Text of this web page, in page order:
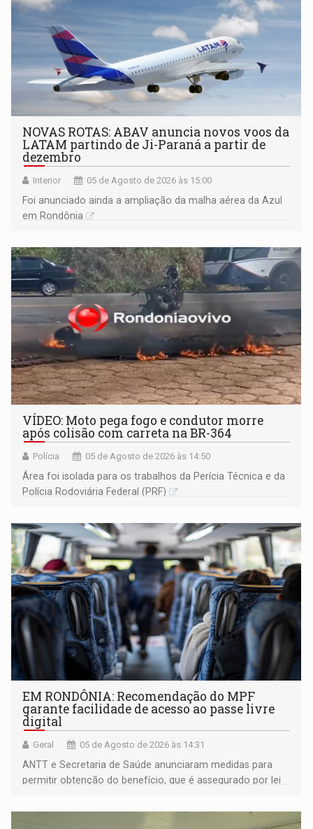
NOVAS ROTAS: ABAV anuncia novos voos da
LATAM partindo de Ji-Paraná a partir de
dezembro
Interior 05 de Agosto de 2026 às 15:00
Foi anunciado ainda a ampliação da malha aérea da Azul
em Rondônia
VÍDEO: Moto pega fogo e condutor morre
após colisão com carreta na BR-364
Polícia 05 de Agosto de 2026 às 14:50
Área foi isolada para os trabalhos da Perícia Técnica e da
Polícia Rodoviária Federal (PRF)
EM RONDÔNIA: Recomendação do MPF
garante facilidade de acesso ao passe livre
digital
Geral 05 de Agosto de 2026 às 14:31
ANTT e Secretaria de Saúde anunciaram medidas para
permitir obtenção do benefício, que é assegurado por lei